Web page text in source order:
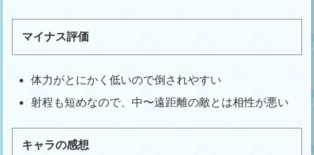
マイナス評価
体力がとにかく低いので倒されやすい
射程も短めなので、中〜遠距離の敵とは相性が悪い
キャラの感想